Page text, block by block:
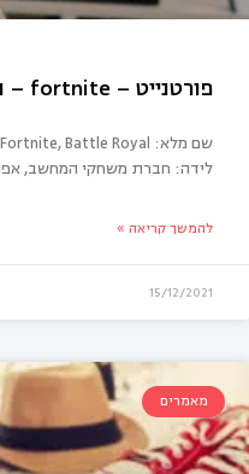
לידה: חברת משחקי המחשב,
להמשך קריאה »
15/12/2021
מאמרים